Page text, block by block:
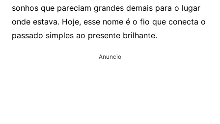
sonhos que pareciam grandes demais para o lugar
onde estava. Hoje, esse nome é o fio que conecta o
passado simples ao presente brilhante.
Anuncio